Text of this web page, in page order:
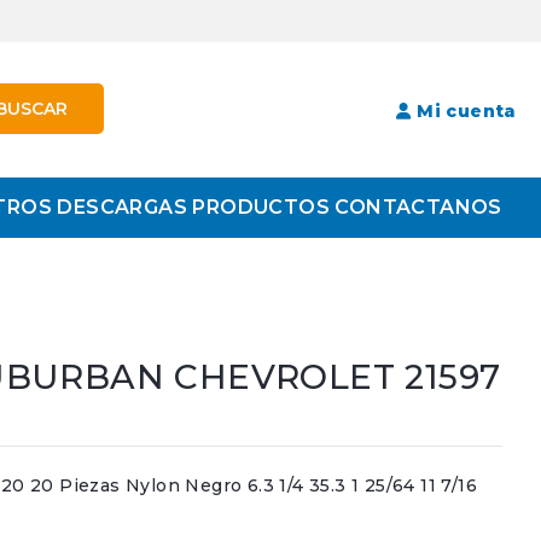
Mi cuenta
DESCARGAS PRODUCTOS CONTACTANOS
CHEVROLET 21597
20 Piezas Nylon Negro 6.3 1/4 35.3 1 25/64 11 7/16